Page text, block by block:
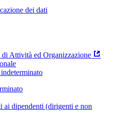
dei dati
Attività ed Organizzazione
ai dipendenti (dirigenti e non